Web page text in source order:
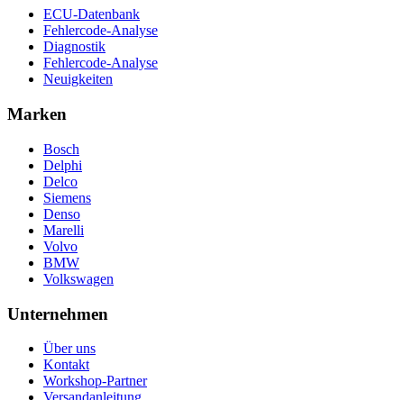
ECU-Datenbank
Fehlercode-Analyse
Diagnostik
Fehlercode-Analyse
Neuigkeiten
Marken
Bosch
Delphi
Delco
Siemens
Denso
Marelli
Volvo
BMW
Volkswagen
Unternehmen
Über uns
Kontakt
Workshop-Partner